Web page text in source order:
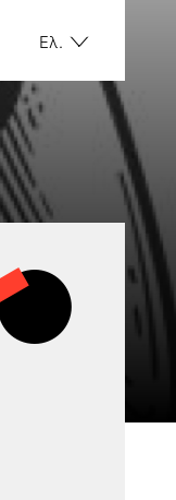
Ελ.